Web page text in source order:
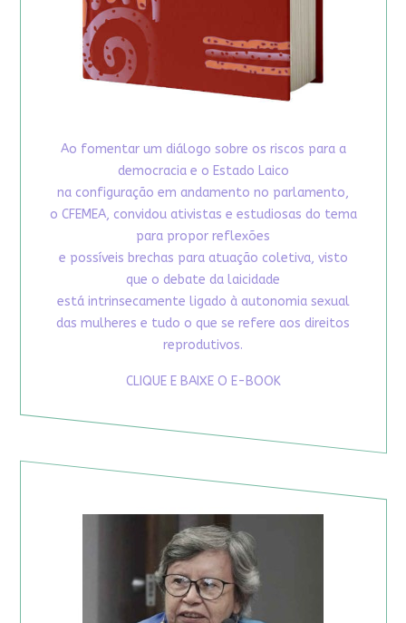
Ao fomentar um diálogo sobre os riscos para a
democracia e o Estado Laico
na configuração em andamento no parlamento,
o CFEMEA, convidou ativistas e estudiosas do tema
para propor reflexões
e possíveis brechas para atuação coletiva, visto
que o debate da laicidade
está intrinsecamente ligado à autonomia sexual
das mulheres e tudo o que se refere aos direitos
reprodutivos.
CLIQUE E BAIXE O E-BOOK